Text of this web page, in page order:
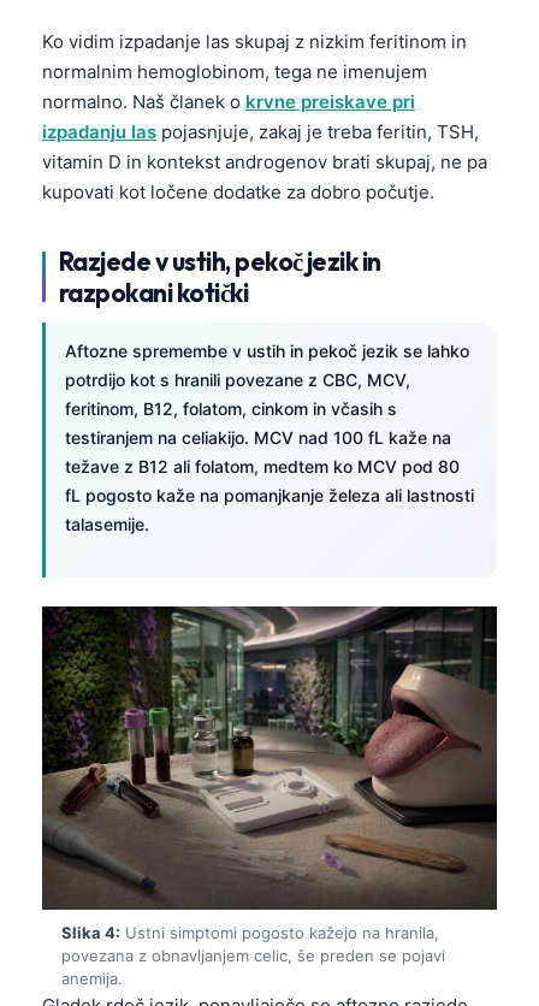
Ko vidim izpadanje las skupaj z nizkim feritinom in
normalnim hemoglobinom, tega ne imenujem
normalno. Naš članek o krvne preiskave pri
izpadanju las pojasnjuje, zakaj je treba feritin, TSH,
vitamin D in kontekst androgenov brati skupaj, ne pa
kupovati kot ločene dodatke za dobro počutje.
Razjede v ustih, pekoč jezik in
razpokani kotički
Aftozne spremembe v ustih in pekoč jezik se lahko
potrdijo kot s hranili povezane z CBC, MCV,
feritinom, B12, folatom, cinkom in včasih s
testiranjem na celiakijo. MCV nad 100 fL kaže na
težave z B12 ali folatom, medtem ko MCV pod 80
fL pogosto kaže na pomanjkanje železa ali lastnosti
talasemije.
Slika 4: Ustni simptomi pogosto kažejo na hranila,
povezana z obnavljanjem celic, še preden se pojavi
anemija.